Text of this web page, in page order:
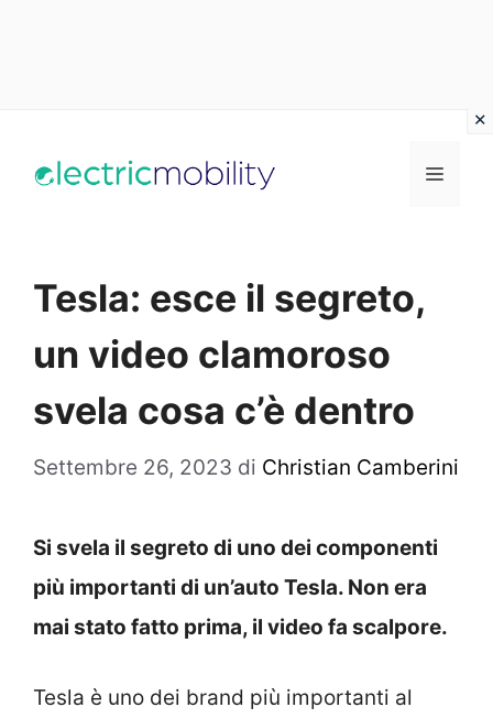
Menu
Tesla: esce il segreto,
un video clamoroso
svela cosa c’è dentro
Settembre 26, 2023 di Christian Camberini
Si svela il segreto di uno dei componenti
più importanti di un’auto Tesla. Non era
mai stato fatto prima, il video fa scalpore.
Tesla è uno dei brand più importanti al